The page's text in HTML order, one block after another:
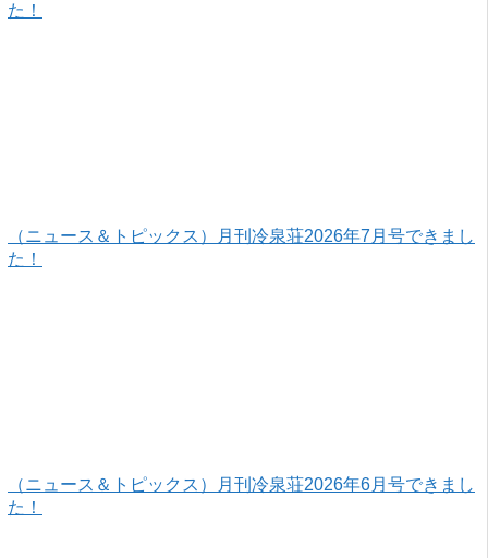
た！
（ニュース＆トピックス）月刊冷泉荘2026年7月号できまし
た！
（ニュース＆トピックス）月刊冷泉荘2026年6月号できまし
た！